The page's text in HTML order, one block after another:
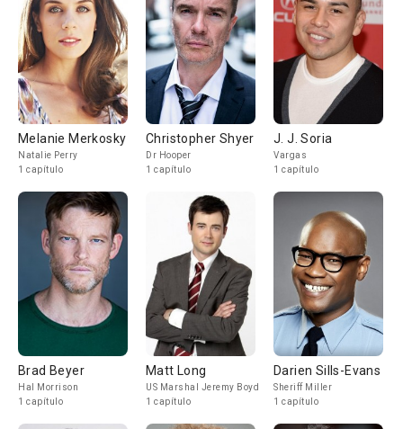
Melanie Merkosky
Natalie Perry
1 capítulo
Christopher Shyer
Dr Hooper
1 capítulo
J. J. Soria
Vargas
1 capítulo
Brad Beyer
Hal Morrison
1 capítulo
Matt Long
US Marshal Jeremy Boyd
1 capítulo
Darien Sills-Evans
Sheriff Miller
1 capítulo